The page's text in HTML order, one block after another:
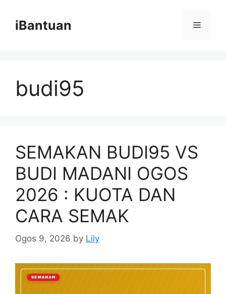
contentiBantuan Menu
budi95
SEMAKAN BUDI95 VS
BUDI MADANI OGOS
2026 : KUOTA DAN
CARA SEMAK
Ogos 9, 2026 by Lily